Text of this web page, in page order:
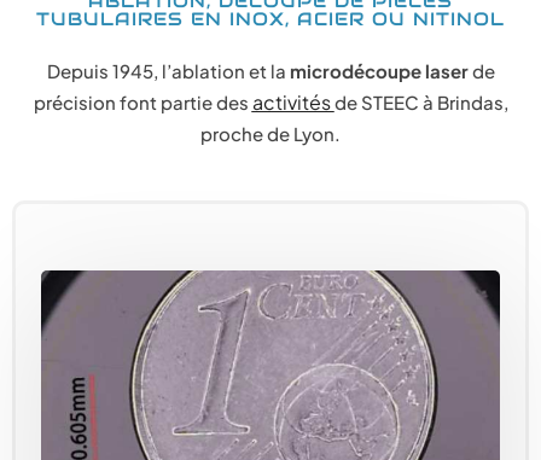
TUBULAIRES EN INOX, ACIER OU NITINOL
Depuis 1945, l’ablation et la microdécoupe laserde
précision font partie des activitésde STEEC à Brindas,
proche de Lyon.